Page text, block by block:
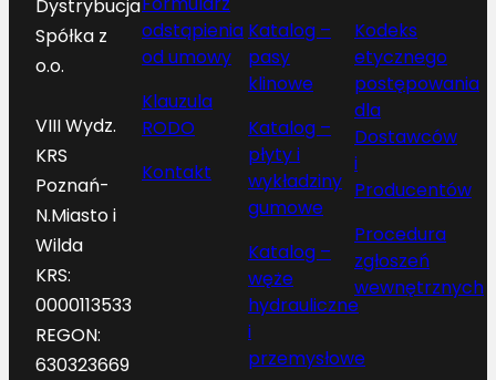
Dystrybucja
Spółka z
o.o.
VIII Wydz.
KRS
Poznań-
N.Miasto i
Wilda
KRS:
0000113533
REGON:
630323669
odstąpienia
od umowy
Klauzula
RODO
Kontakt
Katalog –
pasy
klinowe
Katalog –
płyty i
wykładziny
gumowe
Katalog –
węże
hydrauliczne
i
przemysłowe
Kodeks
etycznego
postępowania
dla
Dostawców
i
Producentów
Procedura
zgłoszeń
wewnętrznych